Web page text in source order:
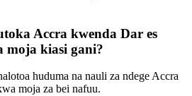
Accra kwenda Dar es
moja kiasi gani?
huduma na nauli za ndege Accra
moja za bei nafuu.